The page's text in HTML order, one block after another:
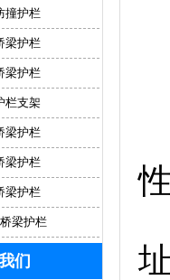
撞护栏
梁护栏
梁护栏
栏支架
梁护栏
梁护栏
梁护栏
梁护栏
们